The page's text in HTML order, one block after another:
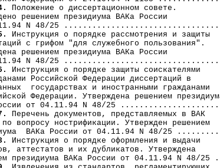
Положение о диссертационном совете.
решением президиума ВАКа России
N 48/25
Инструкция о порядке рассмотрения и защиты
с грифом "для служебного пользования".
решением президиума ВАКа России
N 48/25
Инструкция о порядке защиты соискателями
Российской Федерации диссертаций в
государствах и иностранными гражданами
Федерации. Утверждена решением
от 04.11.94 N 48/25
Перечень документов, представляемых в ВАК
вопросу нострификации. Утвержден решением
ВАКа России от 04.11.94 N 48/25
Инструкция о порядке оформления и выдачи
аттестатов и их дубликатов. Утверждена
президиума ВАКа России от 04.11.94 N 48/25